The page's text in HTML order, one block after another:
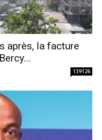
après, la facture
139126